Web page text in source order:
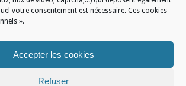
votre consentement est nécessaire. Ces cookies
».
Accepter les cookies
Refuser